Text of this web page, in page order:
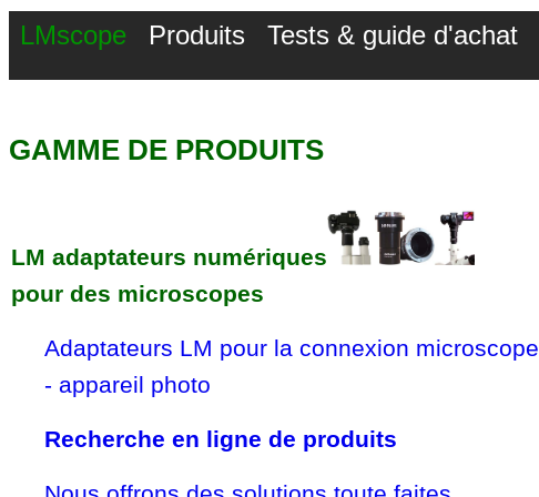
LMscope Produits Tests & guide d'achat
GAMME DE PRODUITS
LM adaptateurs numériques
pour des microscopes
Adaptateurs LM pour la connexion microscope
- appareil photo
Recherche en ligne de produits